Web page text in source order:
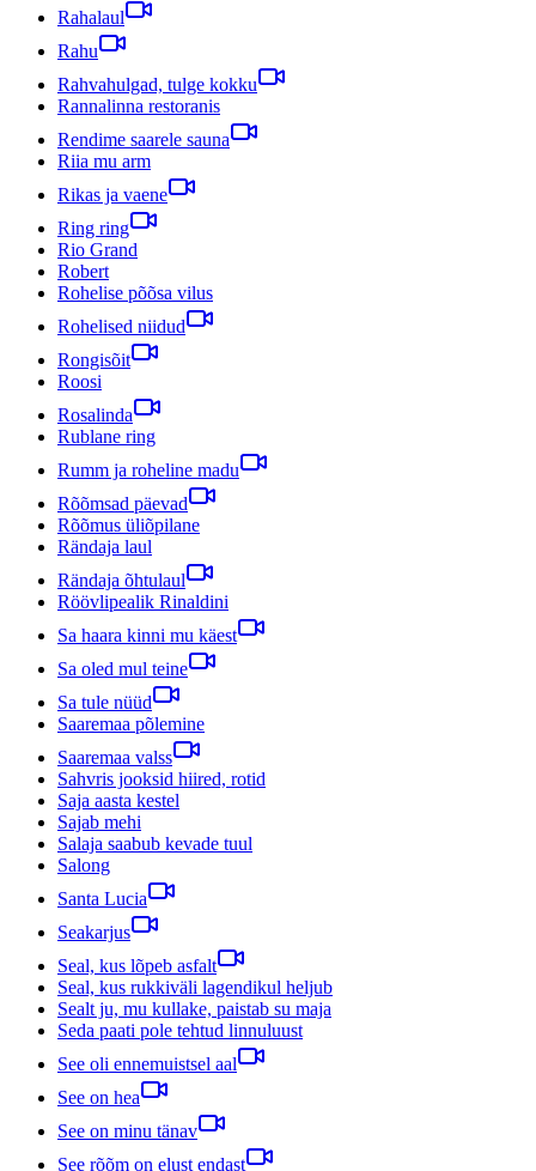
Rahalaul
Rahu
Rahvahulgad, tulge kokku
Rannalinna restoranis
Rendime saarele sauna
Riia mu arm
Rikas ja vaene
Ring ring
Rio Grand
Robert
Rohelise põõsa vilus
Rohelised niidud
Rongisõit
Roosi
Rosalinda
Rublane ring
Rumm ja roheline madu
Rõõmsad päevad
Rõõmus üliõpilane
Rändaja laul
Rändaja õhtulaul
Röövlipealik Rinaldini
Sa haara kinni mu käest
Sa oled mul teine
Sa tule nüüd
Saaremaa põlemine
Saaremaa valss
Sahvris jooksid hiired, rotid
Saja aasta kestel
Sajab mehi
Salaja saabub kevade tuul
Salong
Santa Lucia
Seakarjus
Seal, kus lõpeb asfalt
Seal, kus rukkiväli lagendikul heljub
Sealt ju, mu kullake, paistab su maja
Seda paati pole tehtud linnuluust
See oli ennemuistsel aal
See on hea
See on minu tänav
See rõõm on elust endast